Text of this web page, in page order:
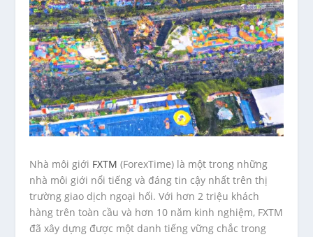
Nhà môi giới FXTM (ForexTime) là một trong những
nhà môi giới nổi tiếng và đáng tin cậy nhất trên thị
trường giao dịch ngoại hối. Với hơn 2 triệu khách
hàng trên toàn cầu và hơn 10 năm kinh nghiệm, FXTM
đã xây dựng được một danh tiếng vững chắc trong